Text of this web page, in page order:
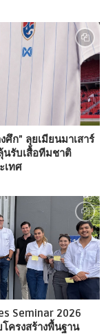
ก” ลุยเมียนมาเสาร์
รับเสื้อทีมชาติ
เทศ
Seminar 2026
ครงสร้างพื้นฐาน